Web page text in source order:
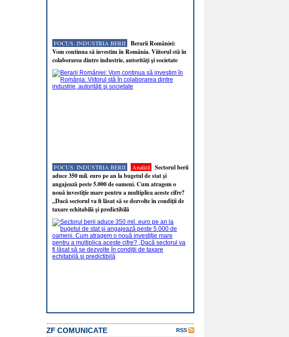
FOCUS: INDUSTRIA BERII
Berarii României:
Vom continua să investim în România. Viitorul stă în
colaborarea dintre industrie, autorităţi şi societate
FOCUS: INDUSTRIA BERII Analiză
Sectorul berii
aduce 350 mil. euro pe an la bugetul de stat şi
angajează peste 5.000 de oameni. Cum atragem o
nouă investiţie mare pentru a multiplica aceste cifre?
„Dacă sectorul va fi lăsat să se dezvolte în condiţii de
taxare echitabilă şi predictibilă
ZF COMUNICATE RSS